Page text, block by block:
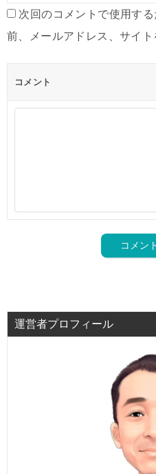
次回のコメントで使用す
前、メールアドレス、サイト
コメント
運営者プロフィール